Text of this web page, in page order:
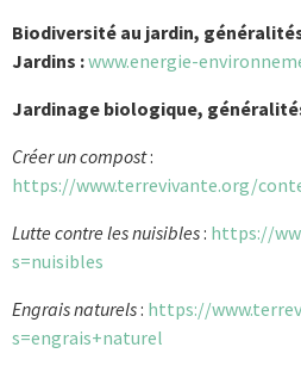
Biodiversité au jardin,
Jardins :www.energie-
Jardinage biologique,
Créer un compost:
https://www.terrevivante.org/
Lutte contre les nuisibles: https://
s=nuisibles
Engrais naturels: https://
s=engrais+naturel